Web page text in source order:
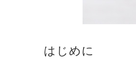
はじめに